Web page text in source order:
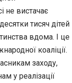
не вистачає
тисяч дітей
вдома. І це
коаліції.
заходу,
у реалізації